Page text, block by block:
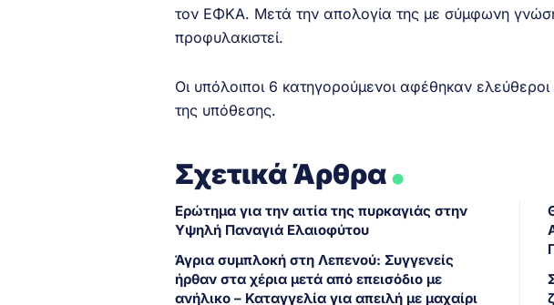
τον ΕΦΚΑ. Μετά την απολογία της με σύμφωνη
προφυλακιστεί.
Οι υπόλοιποι 6 κατηγορούμενοι αφέθηκαν ελεύθεροι
της υπόθεσης.
Σχετικά Άρθρα.
Ερώτημα για την αιτία της πυρκαγιάς στην
Υψηλή Παναγιά Ελαιοφύτου
Άγρια συμπλοκή στη Λεπενού: Συγγενείς
ήρθαν στα χέρια μετά από επεισόδιο με
ανήλικο – Καταγγελία για απειλή με μαχαίρι